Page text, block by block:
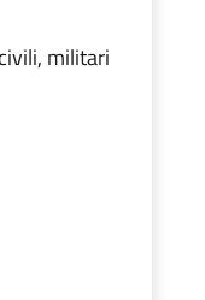
militari